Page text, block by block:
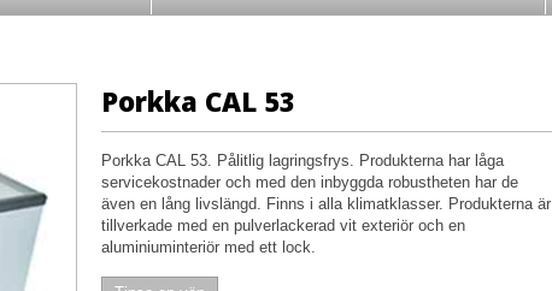
Porkka CAL 53
Porkka CAL 53. Pålitlig lagringsfrys. Produkterna har låga
servicekostnader och med den inbyggda robustheten har de
även en lång livslängd. Finns i alla klimatklasser. Produkterna är
tillverkade med en pulverlackerad vit exteriör och en
aluminiuminteriör med ett lock.